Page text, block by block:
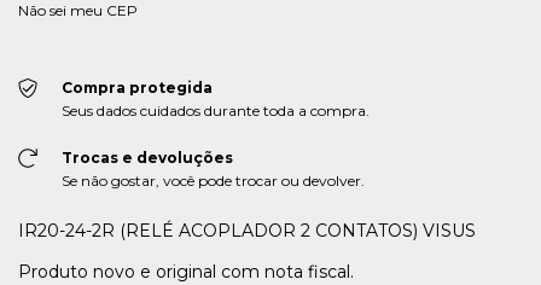
Não sei meu CEP
Compra protegida
Seus dados cuidados durante toda a compra.
Trocas e devoluções
Se não gostar, você pode trocar ou devolver.
IR20-24-2R (RELÉ ACOPLADOR 2 CONTATOS) VISUS
Produto novo e original com nota fiscal.